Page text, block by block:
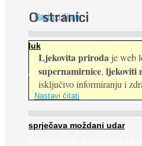
Nastavi čitati
luk
Muče li vas tegobe vezane uz
dijabetičara u kasnijem stadiju
Nastavi čitati
sprječava moždani udar
O stranici
Ljekovita prirodaje web
supernamirnice,ljekoviti
isključivo informiranju i